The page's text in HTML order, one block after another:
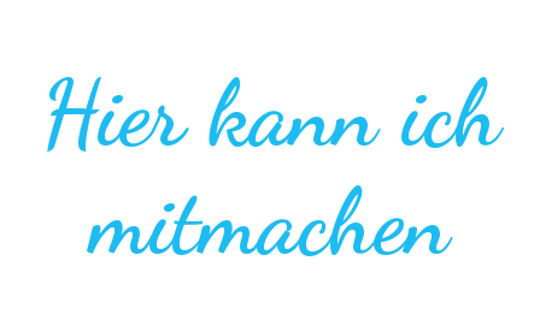
Hier kann ich
mitmachen